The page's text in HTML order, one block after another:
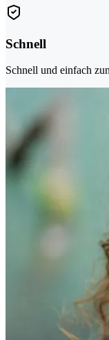
Schnell
Schnell und einfach